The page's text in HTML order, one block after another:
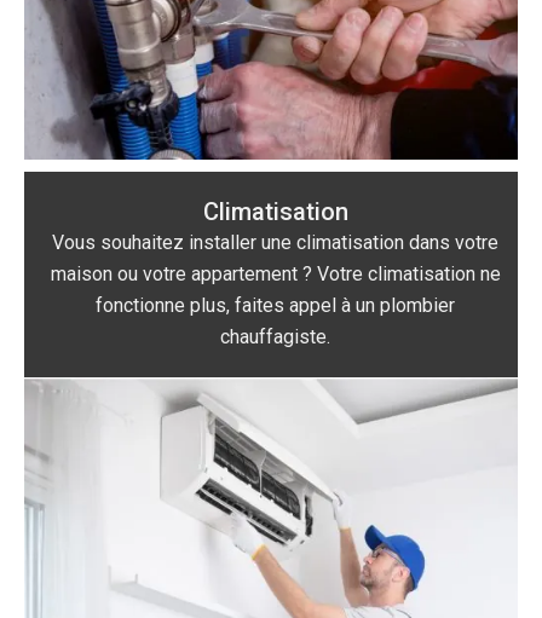
Climatisation
Vous souhaitez installer une climatisation dans votre
maison ou votre appartement ? Votre climatisation ne
fonctionne plus, faites appel à un plombier
chauffagiste.